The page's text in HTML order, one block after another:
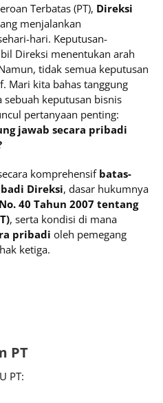
Terbatas (PT), Direksi
menjalankan
hari. Keputusan-
Direksi menentukan arah
tidak semua keputusan
Mari kita bahas tanggung
keputusan bisnis
pertanyaan penting:
jawab secara pribadi
komprehensif batas-
Direksi, dasar hukumnya
40 Tahun 2007 tentang
, serta kondisi di mana
pribadi oleh pemegang
ketiga.
PT
PT: